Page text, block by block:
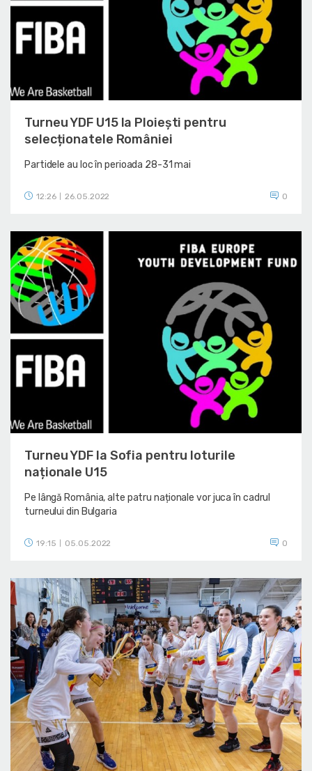
Turneu YDF U15 la Ploiești pentru
selecționatele României
Partidele au loc în perioada 28-31 mai
12:26 26.05.2022 0
Turneu YDF la Sofia pentru loturile
naționale U15
Pe lângă România, alte patru naționale vor juca în cadrul
turneului din Bulgaria
19:15 05.05.2022 0